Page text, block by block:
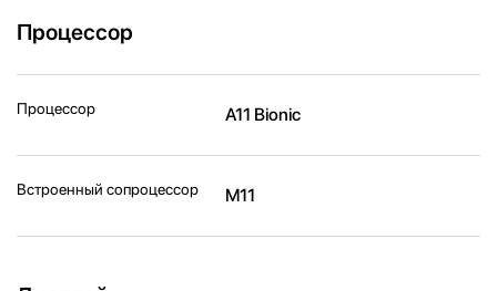
Процессор
Процессор A11 Bionic
Встроенный сопроцессор M11